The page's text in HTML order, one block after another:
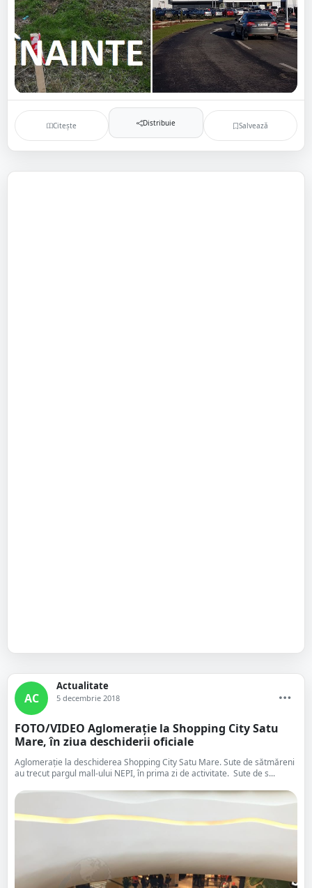
Citește Distribuie Salvează
AC
Actualitate
5 decembrie 2018
FOTO/VIDEO Aglomerație la Shopping City Satu
Mare, în ziua deschiderii oficiale
Aglomerație la deschiderea Shopping City Satu Mare. Sute de sătmăreni
au trecut pargul mall-ului NEPI, în prima zi de activitate. Sute de s...